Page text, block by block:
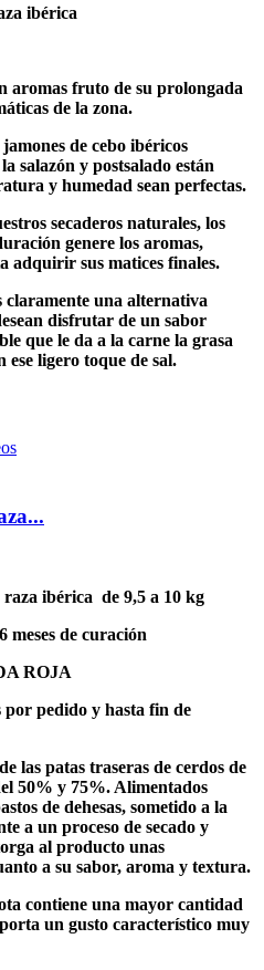
ibérica
aromas fruto de su prolongada
de la zona.
de cebo ibéricos
salazón y postsalado están
y humedad sean perfectas.
secaderos naturales, los
genere los aromas,
adquirir sus matices finales.
claramente una alternativa
disfrutar de un sabor
que le da a la carne la grasa
ligero toque de sal.
ibérica de 9,5 a 10 kg
meses de curación
ROJA
pedido y hasta fin de
las patas traseras de cerdos de
50% y 75%. Alimentados
de dehesas, sometido a la
a un proceso de secado y
al producto unas
a su sabor, aroma y textura.
contiene una mayor cantidad
un gusto característico muy